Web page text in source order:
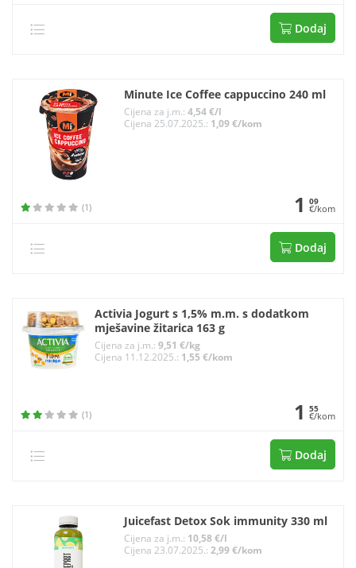
Dodaj
Minute Ice Coffee cappuccino 240 ml
Cijena za j.m.: 4,54 €/l
Cijena 25.07.2025.: 1,09 €/kom
(1) 1 09
€/kom
Dodaj
Activia Jogurt s 1,5% m.m. s dodatkom
mješavine žitarica 163 g
Cijena za j.m.:9,51 €/kg
Cijena 11.12.2025.: 1,55 €/kom
(1) 1 55
€/kom
Dodaj
Juicefast Detox Sok immunity 330 ml
Cijena za j.m.: 10,58 €/l
Cijena 23.07.2025.: 2,99 €/kom